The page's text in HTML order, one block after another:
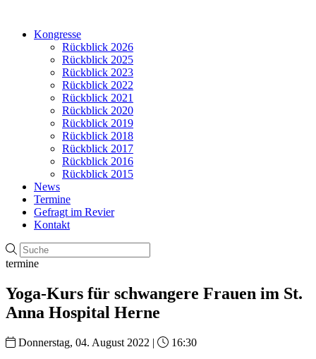
Kongresse
Rückblick 2026
Rückblick 2025
Rückblick 2023
Rückblick 2022
Rückblick 2021
Rückblick 2020
Rückblick 2019
Rückblick 2018
Rückblick 2017
Rückblick 2016
Rückblick 2015
News
Termine
Gefragt im Revier
Kontakt
termine
Yoga-Kurs für schwangere Frauen im St.
Anna Hospital Herne
Donnerstag, 04. August 2022 |
16:30